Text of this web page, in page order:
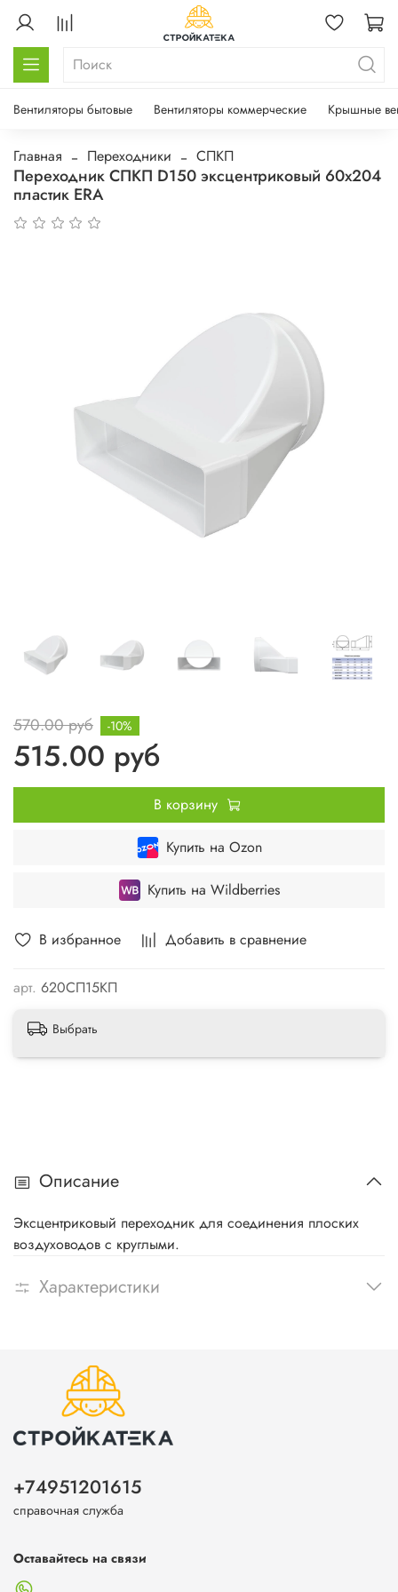
Вентиляторы бытовые Вентиляторы коммерческие Крышные
Главная Переходники СПКП
Переходник СПКП D150 эксцентриковый 60х204
пластик ERA
В избранное Добавить в сравнение
арт. 620СП15КП
570.00 руб
515.00 руб
-10%
В корзину
Купить на Ozon
Купить на Wildberries
Выбрать
Описание
Эксцентриковый переходник для соединения плоских
воздуховодов с круглыми.
Характеристики
+74951201615
справочная служба
Оставайтесь на связи